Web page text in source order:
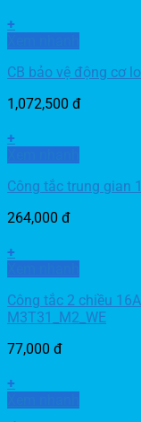
+
CB bảo vệ động cơ
1,072,500 đ
+
Công tắc trung gian
264,000 đ
+
Công tắc 2 chiều
M3T31_M2_WE
77,000 đ
+